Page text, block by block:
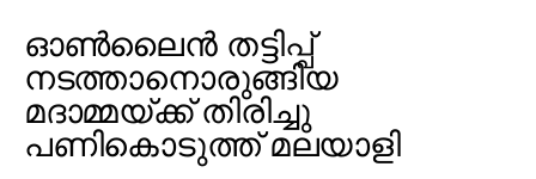
ഓൺലൈൻ തട്ടിപ്പ്
നടത്താനൊരുങ്ങിയ
മദാമ്മയ്ക്ക് തിരിച്ചു
പണികൊടുത്ത് മലയാളി